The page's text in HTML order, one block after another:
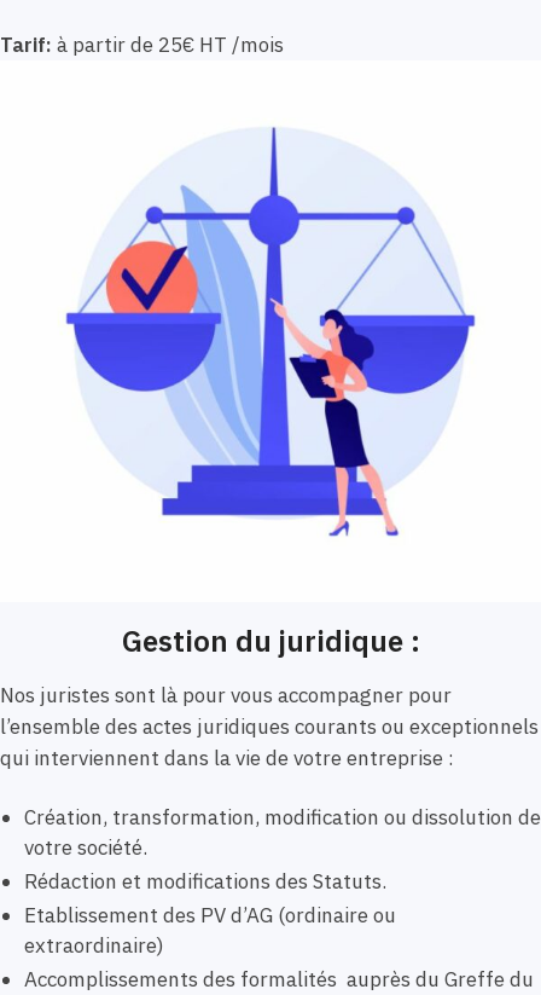
Tarif: à partir de 25€ HT /mois
Gestion du juridique :
Nos juristes sont là pour vous accompagner pour
l’ensemble des actes juridiques courants ou exceptionnels
qui interviennent dans la vie de votre entreprise :
Création, transformation, modification ou dissolution de
votre société.
Rédaction et modifications des Statuts.
Etablissement des PV d’AG (ordinaire ou
extraordinaire)
Accomplissements des formalités auprès du Greffe du